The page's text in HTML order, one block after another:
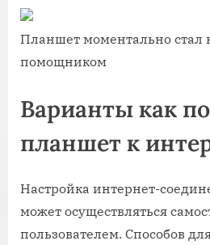
Планшет моментально
помощником
Варианты как
планшет к
Настройка интернет-
может осуществляться
пользователем. Способов